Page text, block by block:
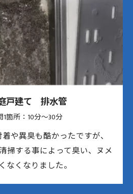
戸建て 排水管
1箇所：10分〜30分
や異臭も酷かったですが、
掃する事によって臭い、ヌメ
なくなりました。